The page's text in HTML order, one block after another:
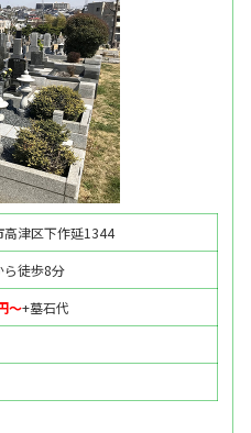
高津区下作延1344
ら徒歩8分
〜+墓石代